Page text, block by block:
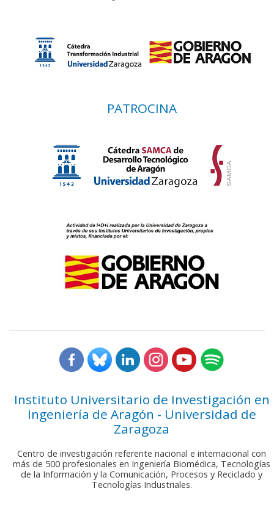
PATROCINA
Instituto Universitario de Investigación en
Ingeniería de Aragón - Universidad de
Zaragoza
Centro de investigación referente nacional e internacional con
más de 500 profesionales en Ingeniería Biomédica, Tecnologías
de la Información y la Comunicación, Procesos y Reciclado y
Tecnologías Industriales.